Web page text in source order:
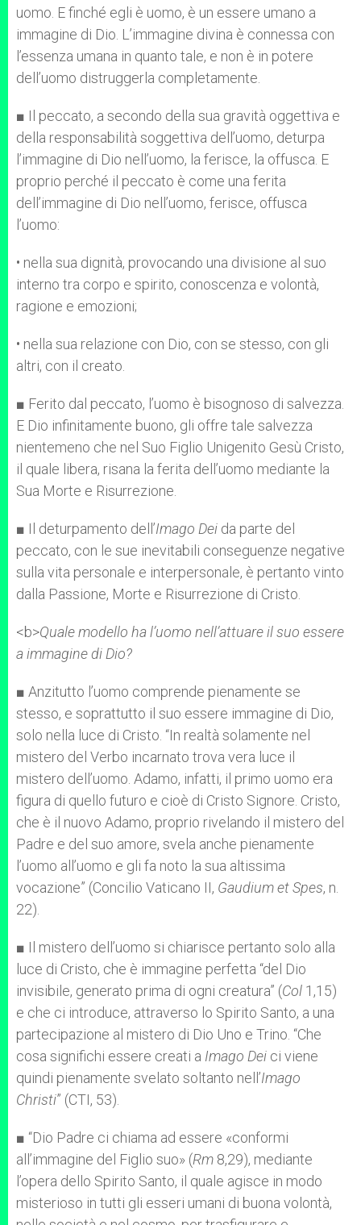
uomo. E finché egli è uomo, è un essere umano a
immagine di Dio. L’immagine divina è connessa con
l’essenza umana in quanto tale, e non è in potere
dell’uomo distruggerla completamente.
■ Il peccato, a secondo della sua gravità oggettiva e
della responsabilità soggettiva dell’uomo, deturpa
l’immagine di Dio nell’uomo, la ferisce, la offusca. E
proprio perché il peccato è come una ferita
dell’immagine di Dio nell’uomo, ferisce, offusca
l’uomo:
• nella sua dignità, provocando una divisione al suo
interno tra corpo e spirito, conoscenza e volontà,
ragione e emozioni;
• nella sua relazione con Dio, con se stesso, con gli
altri, con il creato.
■ Ferito dal peccato, l’uomo è bisognoso di salvezza.
E Dio infinitamente buono, gli offre tale salvezza
nientemeno che nel Suo Figlio Unigenito Gesù Cristo,
il quale libera, risana la ferita dell’uomo mediante la
Sua Morte e Risurrezione.
■ Il deturpamento dell’Imago Dei da parte del
peccato, con le sue inevitabili conseguenze negative
sulla vita personale e interpersonale, è pertanto vinto
dalla Passione, Morte e Risurrezione di Cristo.
<b>Quale modello ha l’uomo nell’attuare il suo essere
a immagine di Dio?
■ Anzitutto l’uomo comprende pienamente se
stesso, e soprattutto il suo essere immagine di Dio,
solo nella luce di Cristo. “In realtà solamente nel
mistero del Verbo incarnato trova vera luce il
mistero dell’uomo. Adamo, infatti, il primo uomo era
figura di quello futuro e cioè di Cristo Signore. Cristo,
che è il nuovo Adamo, proprio rivelando il mistero del
Padre e del suo amore, svela anche pienamente
l’uomo all’uomo e gli fa noto la sua altissima
vocazione” (Concilio Vaticano II, Gaudium et Spes, n.
22).
■ Il mistero dell’uomo si chiarisce pertanto solo alla
luce di Cristo, che è immagine perfetta “del Dio
invisibile, generato prima di ogni creatura” (Col 1,15)
e che ci introduce, attraverso lo Spirito Santo, a una
partecipazione al mistero di Dio Uno e Trino. “Che
cosa significhi essere creati a Imago Dei ci viene
quindi pienamente svelato soltanto nell’Imago
Christi” (CTI, 53).
■ “Dio Padre ci chiama ad essere «conformi
all’immagine del Figlio suo» (Rm 8,29), mediante
l’opera dello Spirito Santo, il quale agisce in modo
misterioso in tutti gli esseri umani di buona volontà,